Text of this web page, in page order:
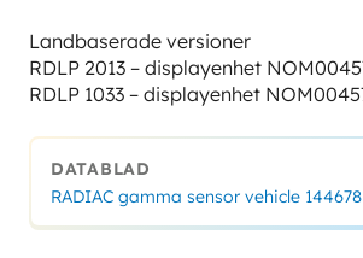
Landbaserade versioner
RDLP 2013 – displayenhet
RDLP 1033 – displayenhet
DATABLAD
RADIAC gamma sensor vehicle